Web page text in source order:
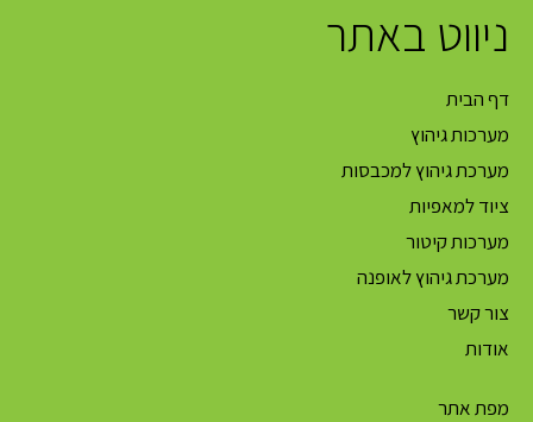
ניווט באתר
דף הבית
מערכות גיהוץ
מערכת גיהוץ למכבסות
ציוד למאפיות
מערכות קיטור
מערכת גיהוץ לאופנה
צור קשר
אודות
מפת אתר